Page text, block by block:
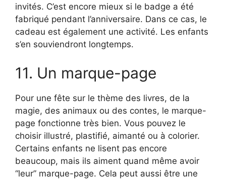
invités. C’est encore mieux si le badge a été
fabriqué pendant l’anniversaire. Dans ce cas, le
cadeau est également une activité. Les enfants
s’en souviendront longtemps.
11. Un marque-page
Pour une fête sur le thème des livres, de la
magie, des animaux ou des contes, le marque-
page fonctionne très bien. Vous pouvez le
choisir illustré, plastifié, aimanté ou à colorier.
Certains enfants ne lisent pas encore
beaucoup, mais ils aiment quand même avoir
“leur” marque-page. Cela peut aussi être une